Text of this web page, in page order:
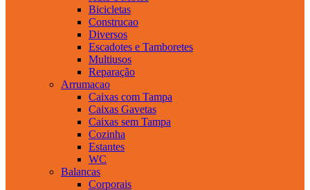
Bicicletas
Construcao
Diversos
Escadotes e Tamboretes
Multiusos
Reparação
Arrumacao
Caixas com Tampa
Caixas Gavetas
Caixas sem Tampa
Cozinha
Estantes
WC
Balancas
Corporais